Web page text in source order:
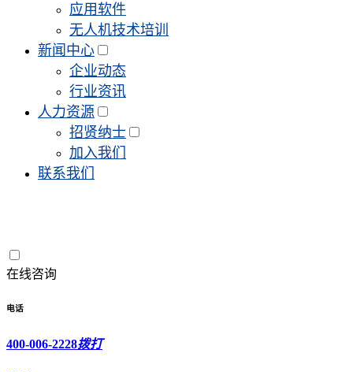
应用软件
无人机技术培训
新闻中心
企业动态
行业资讯
人力资源
招贤纳士
加入我们
联系我们
在线咨询
电话
400-006-2228拨打